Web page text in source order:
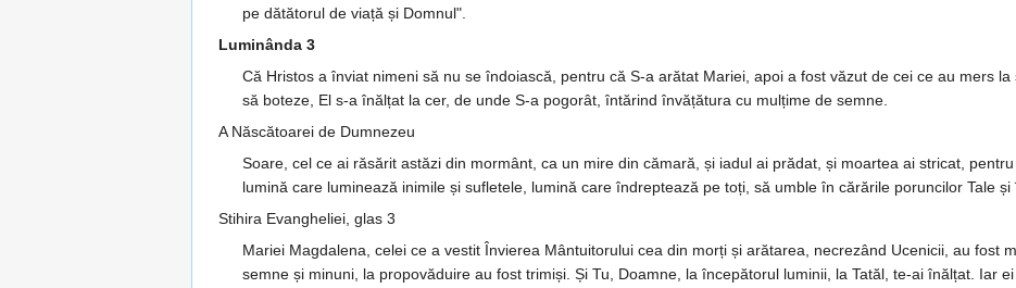
pe dătătorul de viață și Domnul".
Luminânda 3
Că Hristos a înviat nimeni să nu se îndoiască, pentru că S-a arătat Mariei, apoi a fost văzut de cei ce au mers
să boteze, El s-a înălțat la cer, de unde S-a pogorât, întărind învățătura cu mulțime de semne.
A Născătoarei de Dumnezeu
Soare, cel ce ai răsărit astăzi din mormânt, ca un mire din cămară, și iadul ai prădat, și moartea ai stricat,
lumină care luminează inimile și sufletele, lumină care îndreptează pe toți, să umble în cărările poruncilor Tale și
Stihira Evangheliei, glas 3
Mariei Magdalena, celei ce a vestit Învierea Mântuitorului cea din morți și arătarea, necrezând Ucenicii, au fost
semne și minuni, la propovăduire au fost trimiși. Și Tu, Doamne, la începătorul luminii, la Tatăl, te-ai înălțat. Iar